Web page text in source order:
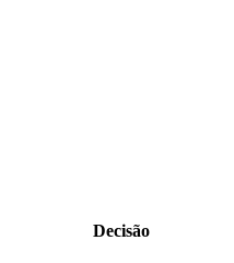
Decisão